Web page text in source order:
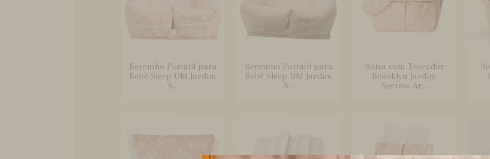
Bercinho Portátil para
Bebê Sleep UM Jardim
S...
Bercinho Portátil para
Bebê Sleep UM Jardim
S...
Bolsa com Trocador
Brooklyn Jardim
Secreto Ar...